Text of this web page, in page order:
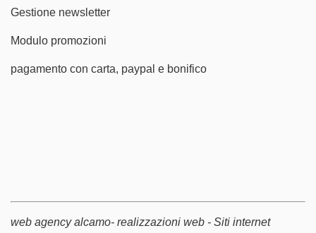
Gestione newsletter
Modulo promozioni
pagamento con carta, paypal e bonifico
web agency alcamo- realizzazioni web - Siti internet